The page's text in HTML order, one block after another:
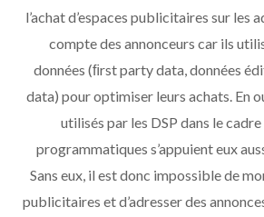
l’achat d’espaces publicitaires sur les
compte des annonceurs car ils
données (ﬁrst party data, données
data) pour optimiser leurs achats. En
utilisés par les DSP dans le cadre
programmatiques s’appuient eux
Sans eux, il est donc impossible de
publicitaires et d’adresser des